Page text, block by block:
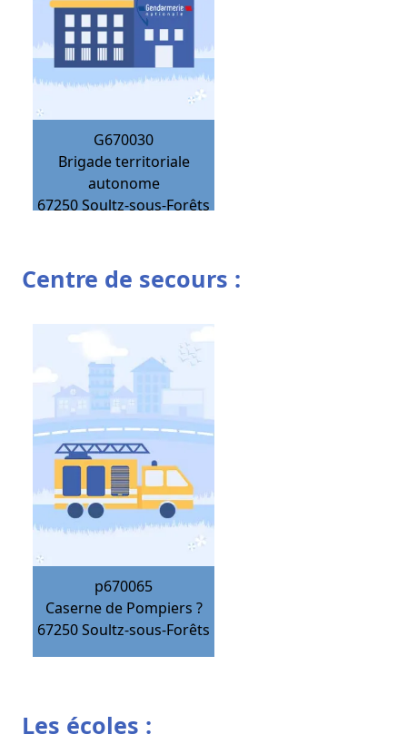
G670030
Brigade territoriale
autonome
67250Soultz-sous-Forêts
Centre de secours :
p670065
Caserne de Pompiers ?
67250Soultz-sous-Forêts
Les écoles :